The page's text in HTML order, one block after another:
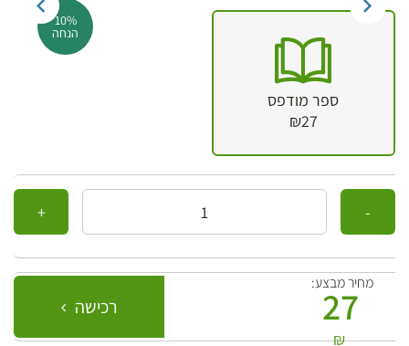
10%
הנחה
ספר מודפס
₪27
כמות
מחיר מבצע:
27
₪
רכישה